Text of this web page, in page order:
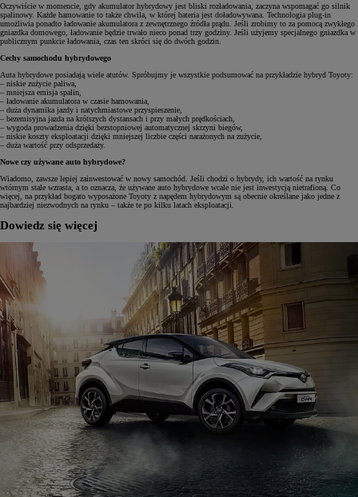
Oczywiście w momencie, gdy akumulator hybrydowy jest bliski rozładowania, zaczyna wspomagać go silnik
spalinowy. Każde hamowanie to także chwila, w której bateria jest doładowywana. Technologia plug-in
umożliwia ponadto ładowanie akumulatora z zewnętrznego źródła prądu. Jeśli zrobimy to za pomocą zwykłego
gniazdka domowego, ładowanie będzie trwało nieco ponad trzy godziny. Jeśli użyjemy specjalnego gniazdka w
publicznym punkcie ładowania, czas ten skróci się do dwóch godzin.
Cechy samochodu hybrydowego
Auta hybrydowe posiadają wiele atutów. Spróbujmy je wszystkie podsumować na przykładzie hybryd Toyoty:
– niskie zużycie paliwa,
– mniejsza emisja spalin,
– ładowanie akumulatora w czasie hamowania,
– duża dynamika jazdy i natychmiastowe przyspieszenie,
– bezemisyjna jazda na krótszych dystansach i przy małych prędkościach,
– wygoda prowadzenia dzięki bezstopniowej automatycznej skrzyni biegów,
– niskie koszty eksploatacji dzięki mniejszej liczbie części narażonych na zużycie,
– duża wartość przy odsprzedaży.
Nowe czy używane auto hybrydowe?
Wiadomo, zawsze lepiej zainwestować w nowy samochód. Jeśli chodzi o hybrydy, ich wartość na rynku
wtórnym stale wzrasta, a to oznacza, że używane auto hybrydowe wcale nie jest inwestycją nietrafioną. Co
więcej, na przykład bogato wyposażone Toyoty z napędem hybrydowym są obecnie określane jako jedne z
najbardziej niezwodnych na rynku – także te po kilku latach eksploatacji.
Dowiedz się więcej